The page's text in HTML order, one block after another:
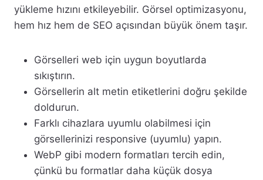
yükleme hızını etkileyebilir. Görsel optimizasyonu,
hem hız hem de SEO açısından büyük önem taşır.
Görselleri web için uygun boyutlarda
sıkıştırın.
Görsellerin alt metin etiketlerini doğru şekilde
doldurun.
Farklı cihazlara uyumlu olabilmesi için
görsellerinizi responsive (uyumlu) yapın.
WebP gibi modern formatları tercih edin,
çünkü bu formatlar daha küçük dosya